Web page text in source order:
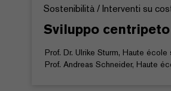
Sostenibilità / Interventi su
Sviluppo
Prof. Dr. Ulrike Sturm, Haute
Prof. Andreas Schneider, Haute